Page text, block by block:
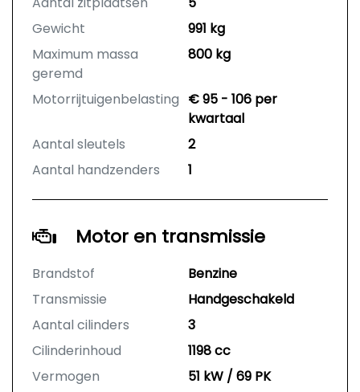
Gewicht
991 kg
Maximum massa
geremd
800 kg
Motorrijtuigenbelasting € 95 - 106 per
kwartaal
Aantal sleutels
2
Aantal handzenders
1
Motor en transmissie
Brandstof
Benzine
Transmissie
Handgeschakeld
Aantal cilinders
3
Cilinderinhoud
1198 cc
Vermogen
51 kW / 69 PK